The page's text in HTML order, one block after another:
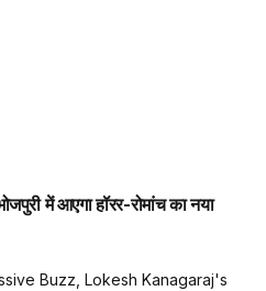
में आएगा हॉरर-रोमांच का नया